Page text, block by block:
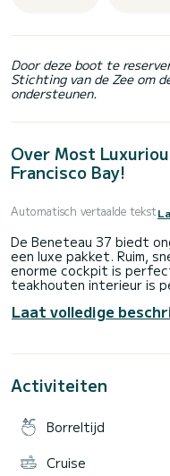
Door deze boot te
Stichting van de Zee om
ondersteunen.
Over Most
Francisco Bay!
Automatisch vertaalde tekst
De Beneteau 37 biedt
een luxe pakket. Ruim,
enorme cockpit is
teakhouten interieur is
Zeil er vandaag nog mee!
kustwacht is 6. Als u
$ 350/uur in het weekend
We hebben nog
Laat volledige
Activiteiten
Borreltijd
Cruise